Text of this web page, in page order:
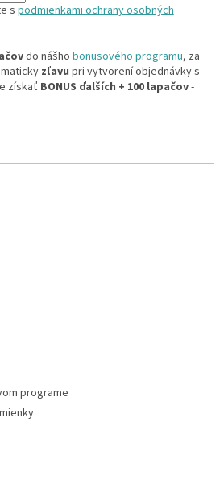
s podmienkami ochrany osobných
do nášho bonusového programu, za
zľavu pri vytvorení objednávky s
získať BONUS ďalších + 100 lapačov-
programe